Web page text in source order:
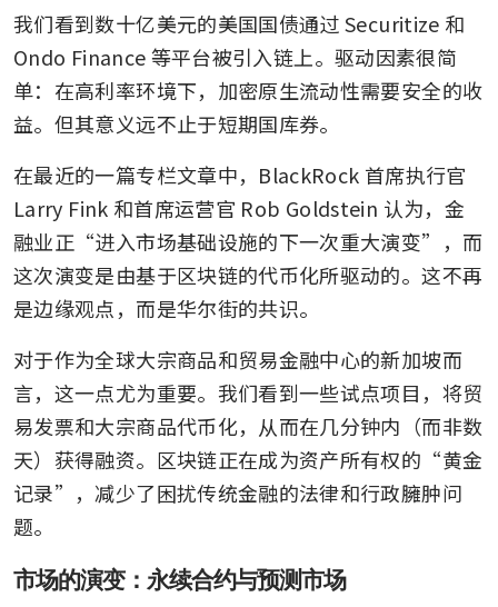
我们看到数十亿美元的美国国债通过 Securitize 和
Ondo Finance 等平台被引入链上。驱动因素很简
单：在高利率环境下，加密原生流动性需要安全的收
益。但其意义远不止于短期国库券。
在最近的一篇专栏文章中，BlackRock 首席执行官
Larry Fink 和首席运营官 Rob Goldstein 认为，金
融业正“进入市场基础设施的下一次重大演变”，而
这次演变是由基于区块链的代币化所驱动的。这不再
是边缘观点，而是华尔街的共识。
对于作为全球大宗商品和贸易金融中心的新加坡而
言，这一点尤为重要。我们看到一些试点项目，将贸
易发票和大宗商品代币化，从而在几分钟内（而非数
天）获得融资。区块链正在成为资产所有权的“黄金
记录”，减少了困扰传统金融的法律和行政臃肿问
题。
市场的演变：永续合约与预测市场